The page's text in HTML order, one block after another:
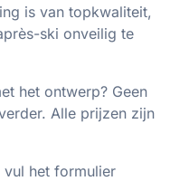
is van topkwaliteit,
ski onveilig te
het ontwerp? Geen
Alle prijzen zijn
vul het formulier